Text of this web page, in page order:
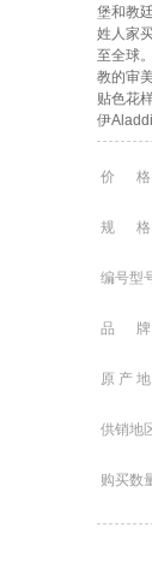
堡和教
姓人家
至全球
教的审
贴色花
伊
价 格
规 格
编号型
品 牌
原 产
供销地
购买数